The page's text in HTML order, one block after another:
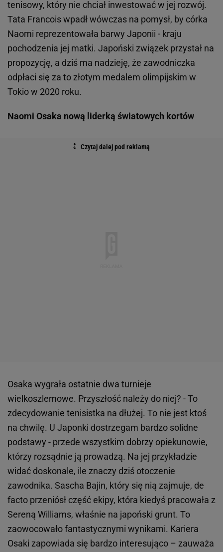
tenisowy, który nie chciał inwestować w jej rozwój.
Tata Francois wpadł wówczas na pomysł, by córka
Naomi reprezentowała barwy Japonii - kraju
pochodzenia jej matki. Japoński związek przystał na
propozycję, a dziś ma nadzieję, że zawodniczka
odpłaci się za to złotym medalem olimpijskim w
Tokio w 2020 roku.
Naomi Osaka nową liderką światowych kortów
Osaka wygrała ostatnie dwa turnieje
wielkoszlemowe. Przyszłość należy do niej? - To
zdecydowanie tenisistka na dłużej. To nie jest ktoś
na chwilę. U Japonki dostrzegam bardzo solidne
podstawy - przede wszystkim dobrzy opiekunowie,
którzy rozsądnie ją prowadzą. Na jej przykładzie
widać doskonale, ile znaczy dziś otoczenie
zawodnika. Sascha Bajin, który się nią zajmuje, de
facto przeniósł część ekipy, która kiedyś pracowała z
Sereną Williams, właśnie na japoński grunt. To
zaowocowało fantastycznymi wynikami. Kariera
Osaki zapowiada się bardzo interesująco – zauważa